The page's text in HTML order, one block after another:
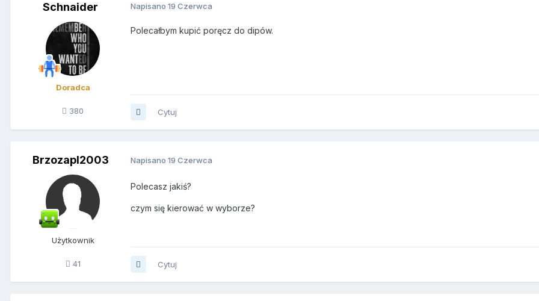
Schnaider
Doradca
380
Napisano 19 Czerwca
Polecałbym kupić poręcz do dipów.
Cytuj
Brzozapl2003
Użytkownik
41
Napisano 19 Czerwca
Polecasz jakiś?
czym się kierować w wyborze?
Cytuj